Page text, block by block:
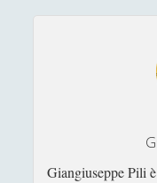
d'acqua al
column swells
VENERE IN
bubbles on
evening to
Giangiuseppe Pili